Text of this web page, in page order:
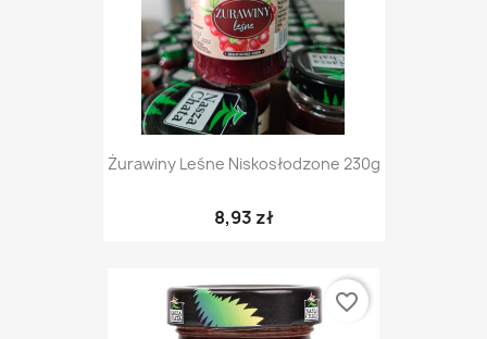
Żurawiny Leśne Niskosłodzone 230g
8,93 zł
favorite_border